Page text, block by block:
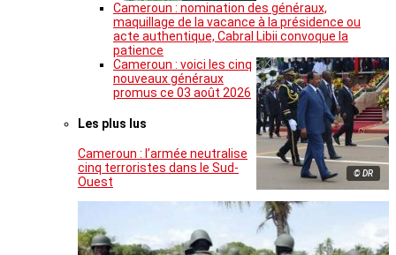
Cameroun : nomination des généraux,
maquillage de la vacance à la présidence ou
acte authentique, Cabral Libii convoque la
patience
© DR
Cameroun : voici les cinq
nouveaux généraux
promus ce 03 août 2026
Les plus lus
Cameroun : l’armée neutralise
cinq terroristes dans le Sud-
Ouest